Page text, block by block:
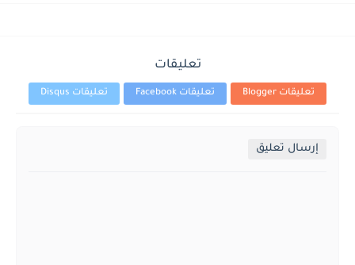
تعليقات
تعليقات Blogger تعليقات Facebook تعليقات Disqus
إرسال تعليق